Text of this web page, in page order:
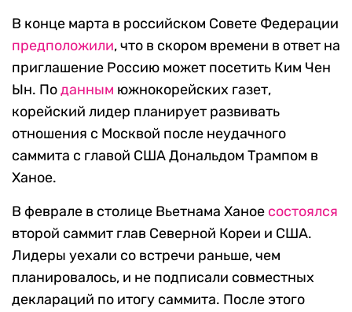
В конце марта в российском Совете Федерации
предположили, что в скором времени в ответ на
приглашение Россию может посетить Ким Чен
Ын. Поданным южнокорейских газет,
корейский лидер планирует развивать
отношения с Москвой после неудачного
саммита с главой США Дональдом Трампом в
Ханое.
В феврале в столице Вьетнама Ханое состоялся
второй саммит глав Северной Кореи и США.
Лидеры уехали со встречи раньше, чем
планировалось, и не подписали совместных
деклараций по итогу саммита. После этого